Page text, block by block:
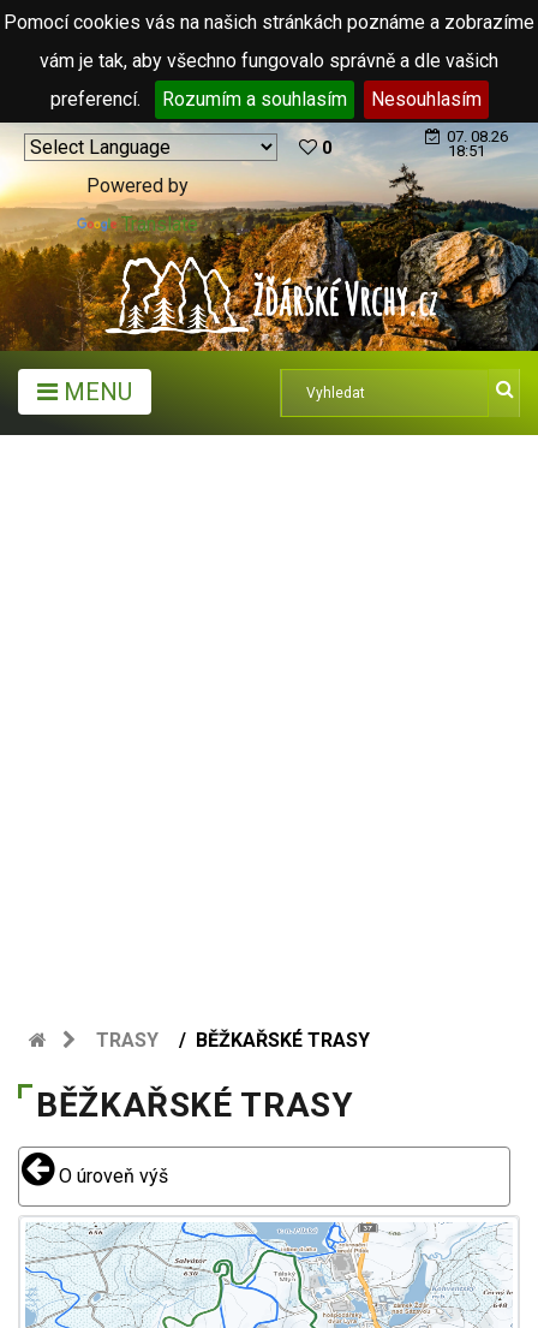
Pomocí cookies vás na našich stránkách poznáme a zobrazíme
vám je tak, aby všechno fungovalo správně a dle vašich
preferencí.
Rozumím a souhlasím Nesouhlasím
Powered by
Translate
0
07. 08.26
18:51
MENU
TRASY BĚŽKAŘSKÉ TRASY
BĚŽKAŘSKÉ TRASY
O úroveň výš